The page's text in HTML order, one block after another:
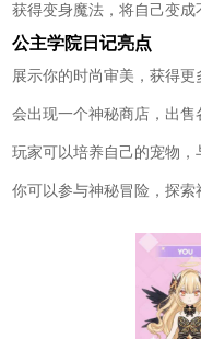
获得变身魔法，将自己变成
公主学院日记亮点
展示你的时尚审美，获得更
会出现一个神秘商店，出售
玩家可以培养自己的宠物，
你可以参与神秘冒险，探索